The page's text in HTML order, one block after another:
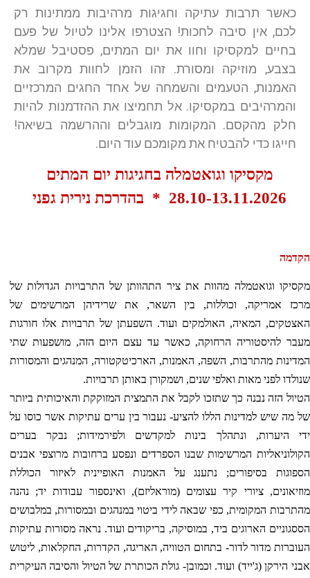
כאשר תרבות עתיקה וחגיגות מרהיבות ממתינות רק
לכם, אין סיבה לחכות! הצטרפו אלינו לטיול של פעם
בחיים למקסיקו וחוו את יום המתים, פסטיבל שמלא
בצבע, מוזיקה ומסורת. זהו הזמן לחוות מקרוב את
האמנות, הטעמים והשמחה של אחד החגים המרכזיים
והמרהיבים במקסיקו. אל תחמיצו את ההזדמנות להיות
חלק מהקסם. המקומות מוגבלים וההרשמה בשיאה!
חייגו כדי להבטיח את מקומכם עוד היום.
מקסיקו וגואטמלה בחגיגות יום המתים
28.10-13.11.2026 * בהדרכת נירית גפני
הקדמה
מקסיקו וגואטמלה מהוות את ציר התהוותן של התרבויות הגדולות של
מרכז אמריקה, וכוללות, בין השאר, את שרידיהן המרשימים של
האצטקים, המאיה, האולמקים ועוד. השפעתן של תרבויות אלו חורגות
מעבר להיסטוריה הרחוקה, כאשר עד עצם היום הזה, מושפעות שתי
המדינות מהתרבות, השפה, האמנות, הארכיטקטורה, המנהגים והמסורות
שנולדו לפני מאות ואלפי שנים, ושמקורן באותן תרבויות.
הטיול הזה נבנה כך שתזכו לקבל את התמצית המזוקקת והאיכותית ביותר
של מה שיש למדינות הללו להציע- נעבור בין ערים עתיקות אשר כוסו על
ידי היערות, ונתהלך בינות למקדשים ולפירמידות; נבקר בערים
הקולוניאליות המרשימות שבנו הספרדים ונפסע ברחובות מרוצפי אבנים
הספוגות בסיפורים; נתענג על האמנות האופיינית לאיזור הכוללת
מוזיאונים, ציורי קיר עצומים (מוראליזם), ואינספור עבודות יד; נהנה
מהתרבות המקומית, כפי שבאה לידי ביטוי במנהגים ובמסורות, במלבושים
הססגוניים הארוגים ביד, במוסיקה, בריקודים ועוד. נראה מסורות עתיקות
העוברות מדור לדור- בתחום הטוויה, האריגה, הקדרות, החקלאות, ליטוש
אבני הירקן (ג'ייד) ועוד. וכמובן- גולת הכותרת של הטיול והסיבה העיקרית